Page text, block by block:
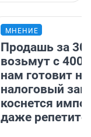
МНЕНИЕ
Продашь за
возьмут с
нам готовит
налоговый
коснется
даже